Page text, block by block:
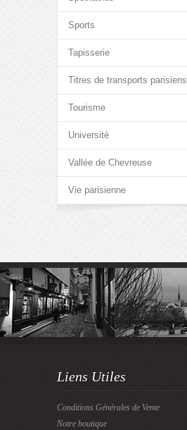
Sports
Tapisserie
Titres de transports parisiens
Tourisme
Université
Vallée de Chevreuse
Vie parisienne
Liens Utiles
Conditions Générales de Vente
Notre boutique